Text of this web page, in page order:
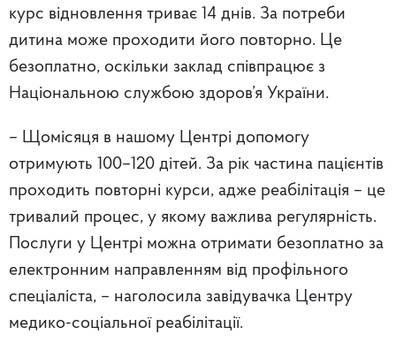
курс відновлення триває 14 днів. За потреби
дитина може проходити його повторно. Це
безоплатно, оскільки заклад співпрацює з
Національною службою здоров’я України.
– Щомісяця в нашому Центрі допомогу
отримують 100–120 дітей. За рік частина пацієнтів
проходить повторні курси, адже реабілітація – це
тривалий процес, у якому важлива регулярність.
Послуги у Центрі можна отримати безоплатно за
електронним направленням від профільного
спеціаліста, – наголосила завідувачка Центру
медико-соціальної реабілітації.